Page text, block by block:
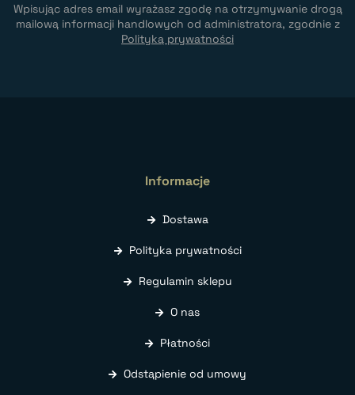
Wpisując adres email wyrażasz zgodę na otrzymywanie drogą
mailową informacji handlowych od administratora, zgodnie z
Polityką prywatności
Informacje
Dostawa
Polityka prywatności
Regulamin sklepu
O nas
Płatności
Odstąpienie od umowy